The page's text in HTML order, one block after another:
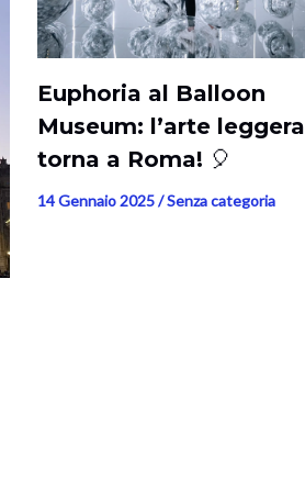
Euphoria al Balloon
Museum: l’arte leggera
torna a Roma! 🎈
14 Gennaio 2025/Senza categoria